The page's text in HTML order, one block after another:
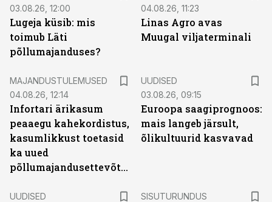
03.08.26, 12:00
Lugeja küsib: mis
toimub Läti
põllumajanduses?
04.08.26, 11:23
Linas Agro avas
Muugal viljaterminali
MAJANDUSTULEMUSED
04.08.26, 12:14
Infortari ärikasum
peaaegu kahekordistus,
kasumlikkust toetasid
ka uued
põllumajandusettevõtted
UUDISED
03.08.26, 09:15
Euroopa saagiprognoos:
mais langeb järsult,
õlikultuurid kasvavad
UUDISED
SISUTURUNDUS